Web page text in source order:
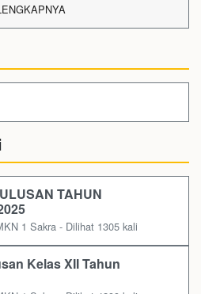
TAHUN
1 Sakra - Dilihat 1305 kali
Kelas XII Tahun